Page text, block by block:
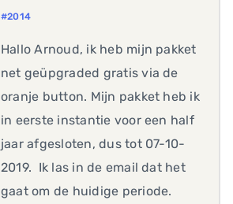
#2014
Hallo Arnoud, ik heb mijn pakket
net geüpgraded gratis via de
oranje button. Mijn pakket heb ik
in eerste instantie voor een half
jaar afgesloten, dus tot 07-10-
2019. Ik las in de email dat het
gaat om de huidige periode.